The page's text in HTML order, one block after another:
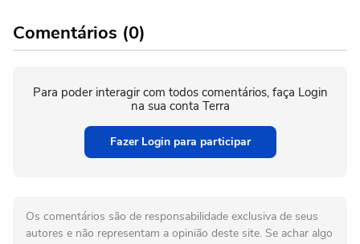
Comentários (0)
Para poder interagir com todos comentários, faça Login
na sua conta Terra
Fazer Login para participar
Os comentários são de responsabilidade exclusiva de seus
autores e não representam a opinião deste site. Se achar algo